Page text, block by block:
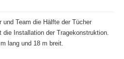
Team die Hälfte der Tücher
Installation der Tragekonstruktion.
lang und 18 m breit.